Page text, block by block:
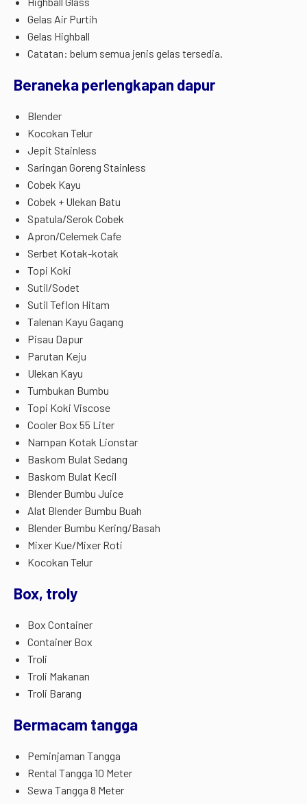
Gelas Air Purtih
Gelas Highball
Catatan: belum semua jenis gelas tersedia.
Beraneka perlengkapan dapur
Blender
Kocokan Telur
Jepit Stainless
Saringan Goreng Stainless
Cobek Kayu
Cobek + Ulekan Batu
Spatula/Serok Cobek
Apron/Celemek Cafe
Serbet Kotak-kotak
Topi Koki
Sutil/Sodet
Sutil Teflon Hitam
Talenan Kayu Gagang
Pisau Dapur
Parutan Keju
Ulekan Kayu
Tumbukan Bumbu
Topi Koki Viscose
Cooler Box 55 Liter
Nampan Kotak Lionstar
Baskom Bulat Sedang
Baskom Bulat Kecil
Blender Bumbu Juice
Alat Blender Bumbu Buah
Blender Bumbu Kering/Basah
Mixer Kue/Mixer Roti
Kocokan Telur
Box, troly
Box Container
Container Box
Troli
Troli Makanan
Troli Barang
Bermacam tangga
Peminjaman Tangga
Rental Tangga 10 Meter
Sewa Tangga 8 Meter